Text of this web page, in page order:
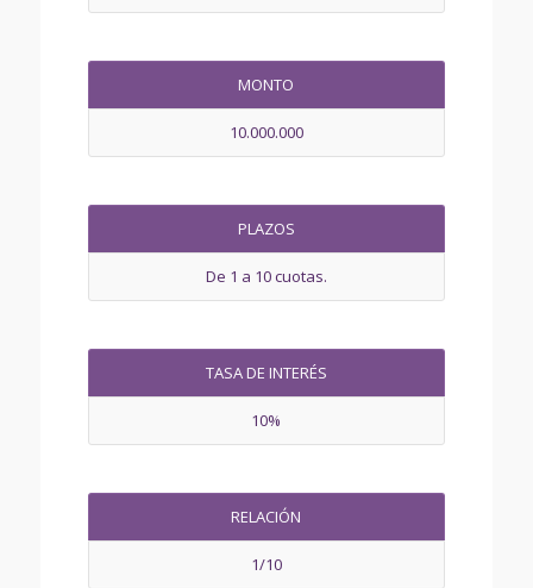
MONTO
10.000.000
PLAZOS
De 1 a 10 cuotas.
TASA DE INTERÉS
10%
RELACIÓN
1/10